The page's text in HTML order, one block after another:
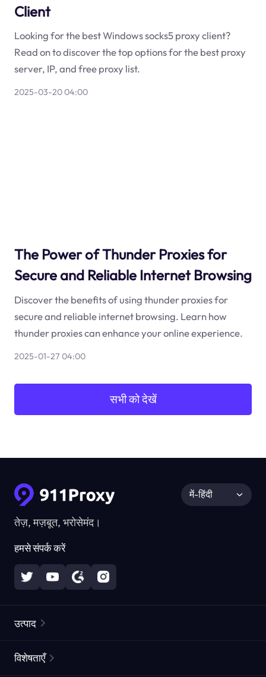
Client
Looking for the best Windows socks5 proxy client?
Read on to discover the top options for the best proxy
server, IP, and free proxy list.
2025-03-20 04:00
The Power of Thunder Proxies for
Secure and Reliable Internet Browsing
Discover the benefits of using thunder proxies for
secure and reliable internet browsing. Learn how
thunder proxies can enhance your online experience.
2025-01-27 04:00
सभी को देखें
तेज़, मज़बूत, भरोसेमंद।
हमसे संपर्क करें
में-हिंदी
उत्पाद
विशेषताएँ